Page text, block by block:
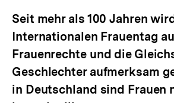
Seit mehr als 100 Jahren
Internationalen Frauentag
Frauenrechte und die
Geschlechter aufmerksam
in Deutschland sind Frauen